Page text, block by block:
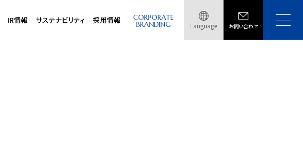
IR情報 サステナビリティ 採用情報 CORPORATE
BRANDING Language お問い合わせ